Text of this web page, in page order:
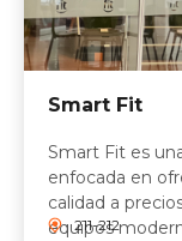
Smart Fit
Smart Fit es
enfocada en
calidad a
equipos
211-212